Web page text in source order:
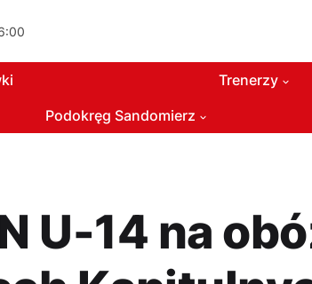
Podokręg Sandomierz
Trenerzy
U-14 na